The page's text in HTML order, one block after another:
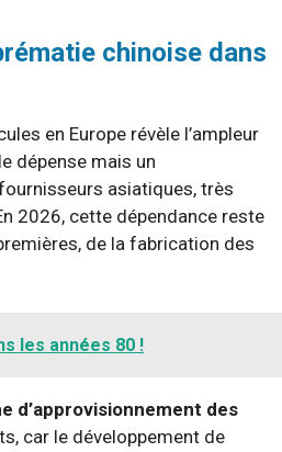
chinoise dans
en Europe révèle l’ampleur
dépense mais un
asiatiques, très
2026, cette dépendance reste
de la fabrication des
les années 80 !
d’approvisionnement des
car le développement de